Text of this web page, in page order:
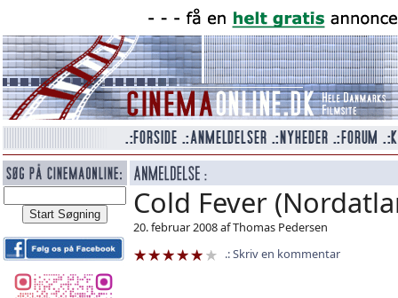
Cold Fever
20. februar 2008 af Thomas Pedersen
Skriv en kommentar